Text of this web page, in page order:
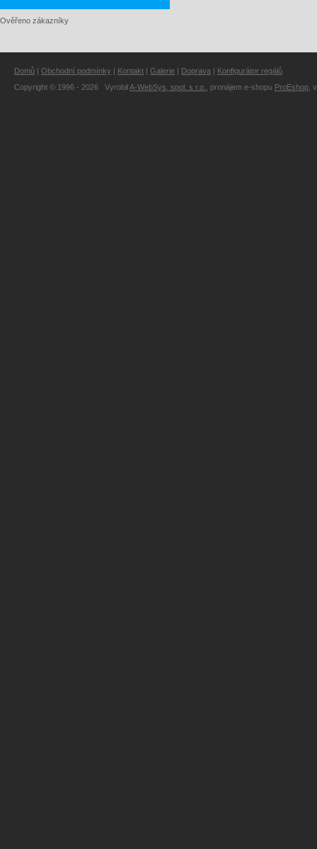
Ověřeno zákazníky
Domů | Obchodní podmínky | Kontakt | Galerie | Doprava | Konfigurátor regálů
Copyright © 1996 - 2026 VyrobilA-WebSys, spol. s r.o. , pronájem e-shopu ProEshop ,